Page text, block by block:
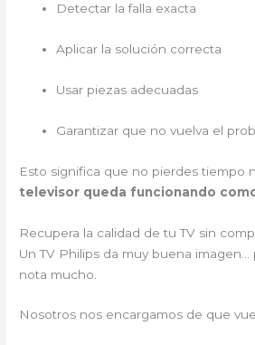
Detectar la falla exacta
Aplicar la solución correcta
Usar piezas adecuadas
Garantizar que no vuelva el
Esto significa que no pierdes tiempo
televisor queda funcionando
Recupera la calidad de tu TV sin
Un TV Philips da muy buena imagen…
nota mucho.
Nosotros nos encargamos de que